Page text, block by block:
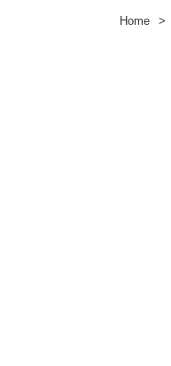
Home >